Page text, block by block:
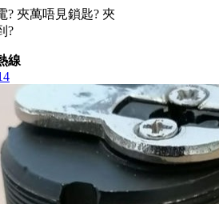
? 夾萬唔見鎖匙? 夾
?
線